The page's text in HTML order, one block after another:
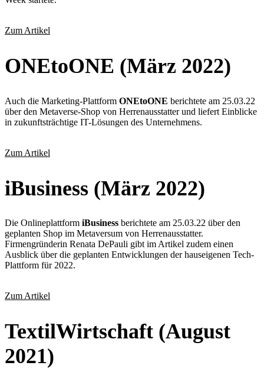
Zum Artikel
ONEtoONE (März 2022)
Auch die Marketing-Plattform ONEtoONE berichtete am 25.03.22
über den Metaverse-Shop von Herrenausstatter und liefert Einblicke
in zukunftsträchtige IT-Lösungen des Unternehmens.
Zum Artikel
iBusiness (März 2022)
Die Onlineplattform iBusiness berichtete am 25.03.22 über den
geplanten Shop im Metaversum von Herrenausstatter.
Firmengründerin Renata DePauli gibt im Artikel zudem einen
Ausblick über die geplanten Entwicklungen der hauseigenen Tech-
Plattform für 2022.
Zum Artikel
TextilWirtschaft (August
2021)